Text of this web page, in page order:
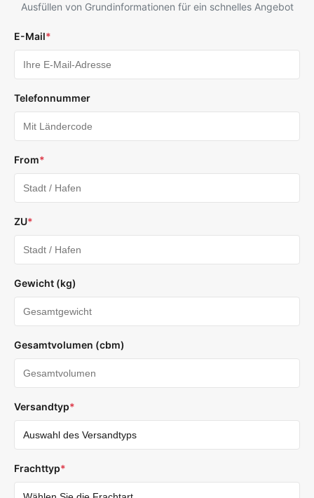
Ausfüllen von Grundinformationen für ein schnelles Angebot
E-Mail*
Telefonnummer
From*
ZU*
Gewicht (kg)
Gesamtvolumen (cbm)
Versandtyp*
Frachttyp*